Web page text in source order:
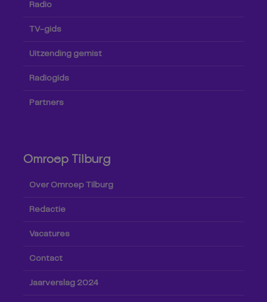
Radio
TV-gids
Uitzending gemist
Radiogids
Partners
Omroep Tilburg
Over Omroep Tilburg
Redactie
Vacatures
Contact
Jaarverslag 2024